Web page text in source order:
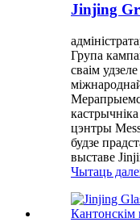
Jinjing
Група
сваім
цэнтры
будзе
выставе
Чытаць